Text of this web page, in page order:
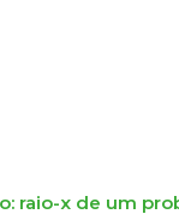
raio-x de um